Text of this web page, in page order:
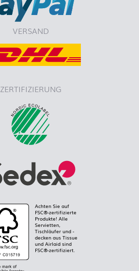
VERSAND
ZERTIFIZIERUNG
Achten Sie auf
FSC®-zertifizierte
Produkte! Alle
Servietten,
Tischläufer und -
decken aus Tissue
und Airlaid sind
FSC®-zertifiziert.